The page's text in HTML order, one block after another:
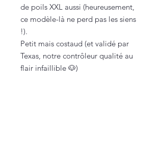
de poils XXL aussi (heureusement,
ce modèle-là ne perd pas les siens
!).
Petit mais costaud (et validé par
Texas, notre contrôleur qualité au
flair infaillible 🐶)